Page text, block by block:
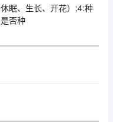
眠、生长、开花）;4:种
否种